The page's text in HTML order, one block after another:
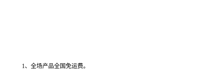
1、全场产品全国免运费。